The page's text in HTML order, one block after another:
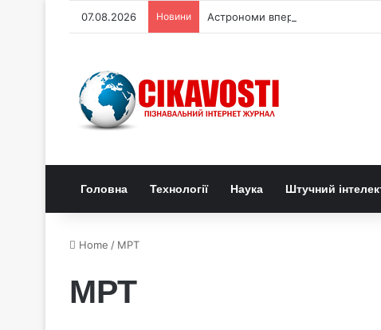
07.08.2026 Новини Астрономи вперше простежили
Головна Технології Наука Штучний
Home / МРТ
МРТ